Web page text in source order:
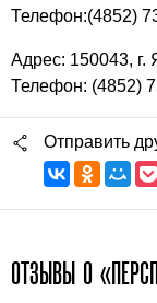
Телефон:(4852)
Адрес: 150043, г.
Телефон: (4852)
Отправить
ОТЗЫВЫ О